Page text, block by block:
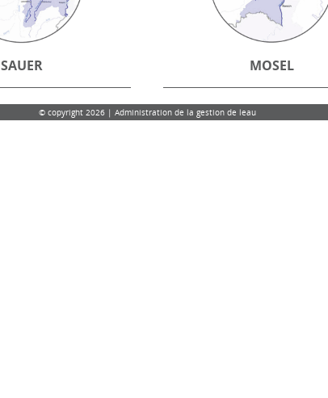
SAUER MOSEL
© copyright 2026 | Administration de la gestion de leau